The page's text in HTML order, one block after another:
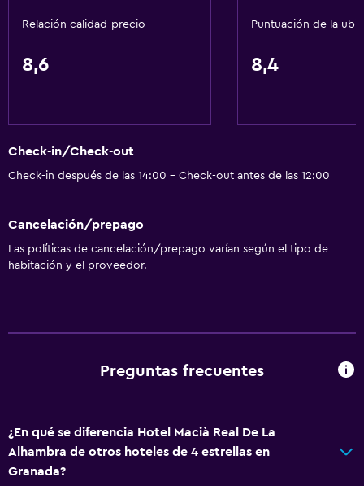
Comedor
Servicio de entrega de comida
Bar/lounge
Desayuno en la habitación
Vista al patio interior
Posibilidad de habitaciones conectadas
Relación calidad-precio
8,6
Puntuación de la
8,4
Check-in/Check-out
Check-in después de las 14:00 - Check-out antes de las 12:00
Cancelación/prepago
Las políticas de cancelación/prepago varían según el tipo de
habitación y el proveedor.
Preguntas frecuentes
¿En qué se diferencia Hotel Macià Real De La
Alhambra de otros hoteles de 4 estrellas en
Granada?